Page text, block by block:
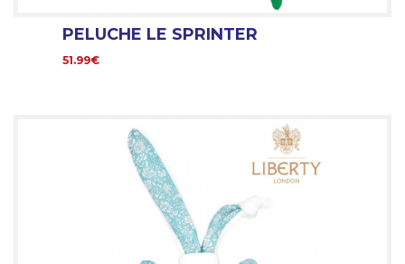
PELUCHE LE SPRINTER
51.99€